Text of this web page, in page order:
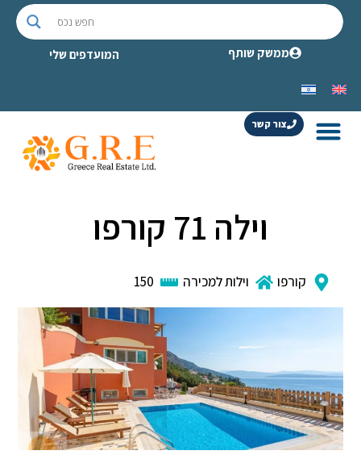
ממשק שותף המועדפים שלי
צור קשר
וילה 71 קורפו
קורפו וילות למכירה 150